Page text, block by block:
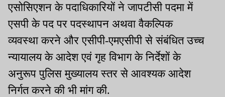
एसोसिएशन के पदाधिकारियों ने जापटीसी पदमा में
एसपी के पद पर पदस्थापन अथवा वैकल्पिक
व्यवस्था करने और एसीपी-एमएसीपी से संबंधित उच्च
न्यायालय के आदेश एवं गृह विभाग के निर्देशों के
अनुरूप पुलिस मुख्यालय स्तर से आवश्यक आदेश
निर्गत करने की भी मांग की.